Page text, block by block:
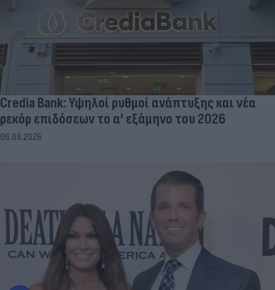
Credia Bank: Υψηλοί ρυθμοί ανάπτυξης και νέα
ρεκόρ επιδόσεων το α' εξάμηνο του 2026
06.08.2026